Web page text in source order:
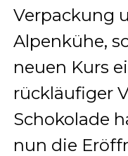
Verpackung
Alpenkühe,
neuen Kurs
rückläufiger
Schokolade
nun die